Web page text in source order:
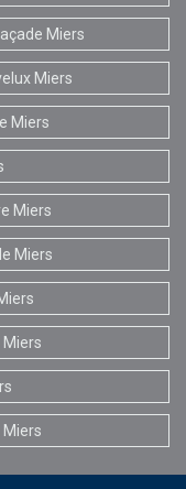
Miers
Miers
Miers
Miers
Miers
Miers